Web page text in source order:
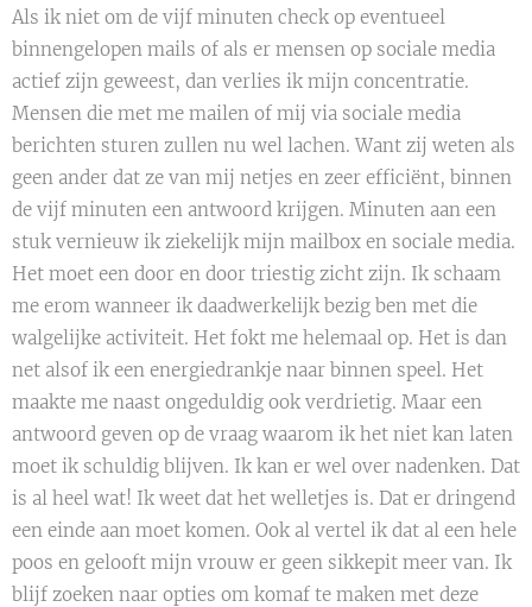
Als ik niet om de vijf minuten check op eventueel
binnengelopen mails of als er mensen op sociale media
actief zijn geweest, dan verlies ik mijn concentratie.
Mensen die met me mailen of mij via sociale media
berichten sturen zullen nu wel lachen. Want zij weten als
geen ander dat ze van mij netjes en zeer efficiënt, binnen
de vijf minuten een antwoord krijgen. Minuten aan een
stuk vernieuw ik ziekelijk mijn mailbox en sociale media.
Het moet een door en door triestig zicht zijn. Ik schaam
me erom wanneer ik daadwerkelijk bezig ben met die
walgelijke activiteit. Het fokt me helemaal op. Het is dan
net alsof ik een energiedrankje naar binnen speel. Het
maakte me naast ongeduldig ook verdrietig. Maar een
antwoord geven op de vraag waarom ik het niet kan laten
moet ik schuldig blijven. Ik kan er wel over nadenken. Dat
is al heel wat! Ik weet dat het welletjes is. Dat er dringend
een einde aan moet komen. Ook al vertel ik dat al een hele
poos en gelooft mijn vrouw er geen sikkepit meer van. Ik
blijf zoeken naar opties om komaf te maken met deze